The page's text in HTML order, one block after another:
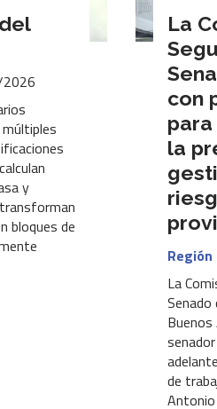
y
bloques de
La
con
la
Región
La
Senado
Buenos
de